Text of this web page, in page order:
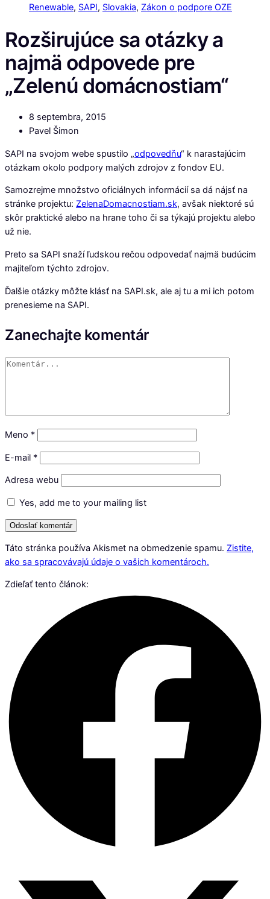
Renewable, SAPI, Slovakia, Zákon o podpore OZE
Rozširujúce sa otázky a
najmä odpovede pre
„Zelenú domácnostiam“
8 septembra, 2015
Pavel Šimon
SAPI na svojom webe spustilo „odpovedňu“ k narastajúcim
otázkam okolo podpory malých zdrojov z fondov EU.
Samozrejme množstvo oficiálnych informácií sa dá nájsť na
stránke projektu: ZelenaDomacnostiam.sk, avšak niektoré sú
skôr praktické alebo na hrane toho či sa týkajú projektu alebo
už nie.
Preto sa SAPI snaží ľudskou rečou odpovedať najmä budúcim
majiteľom týchto zdrojov.
Ďalšie otázky môžte klásť na SAPI.sk, ale aj tu a mi ich potom
prenesieme na SAPI.
Zanechajte komentár
Meno *
E-mail *
Adresa webu
Yes, add me to your mailing list
Táto stránka používa Akismet na obmedzenie spamu. Zistite,
ako sa spracovávajú údaje o vašich komentároch.
Zdieľať tento článok: